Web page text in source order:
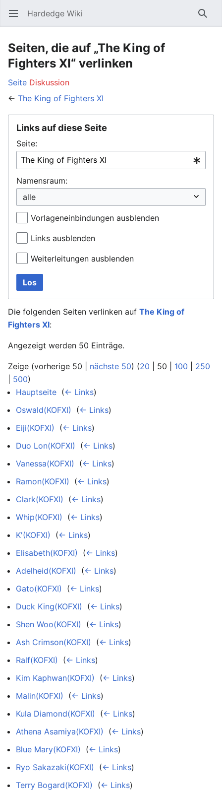
Hauptmenü öffnen Hardedge Wiki
Seiten, die auf „The King of
Fighters XI“ verlinken
Seite Diskussion
← The King of Fighters XI
Links auf diese Seite
Seite:
Namensraum:
Vorlageneinbindungen ausblenden
Links ausblenden
Weiterleitungen ausblenden
Los
Die folgenden Seiten verlinken auf The King of
Fighters XI:
Angezeigt werden 50 Einträge.
Zeige (vorherige 50 nächste 50) (20 50 100
250
500)
Hauptseite (← Links)
Oswald(KOFXI)
(← Links)
Eiji(KOFXI)
(← Links)
Duo Lon(KOFXI)
(← Links)
Vanessa(KOFXI)
(← Links)
Ramon(KOFXI)
(← Links)
Clark(KOFXI)
(← Links)
Whip(KOFXI)
(← Links)
K'(KOFXI)
(← Links)
Elisabeth(KOFXI)
(← Links)
Adelheid(KOFXI)
(← Links)
Gato(KOFXI)
(← Links)
Duck King(KOFXI)
(← Links)
Shen Woo(KOFXI)
(← Links)
Ash Crimson(KOFXI)
(← Links)
Ralf(KOFXI)
(← Links)
Kim Kaphwan(KOFXI)
(← Links)
Malin(KOFXI)
(← Links)
Kula Diamond(KOFXI)
(← Links)
Athena Asamiya(KOFXI)
(← Links)
Blue Mary(KOFXI)
(← Links)
Ryo Sakazaki(KOFXI)
(← Links)
Terry Bogard(KOFXI)
(← Links)